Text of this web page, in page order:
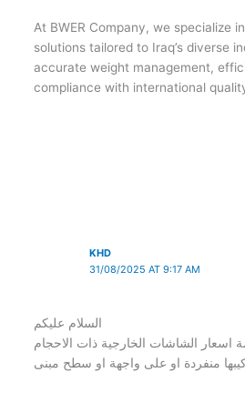
At BWER Company, we specialize
solutions tailored to Iraq’s diverse
accurate weight management,
compliance with international
KHD
31/08/2025 AT 9:17 AM
السلام عليكم
اسعار الشاشات الخارجية ذات الاحجام
منفردة او على واجهة او سطح مبنى